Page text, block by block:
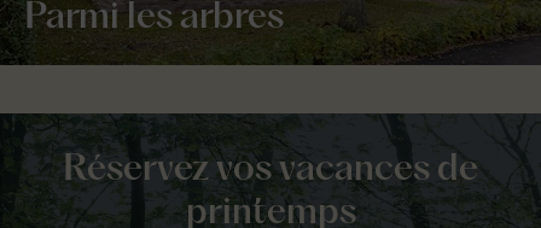
Parmi les arbres
Réservez vos vacances de
printemps